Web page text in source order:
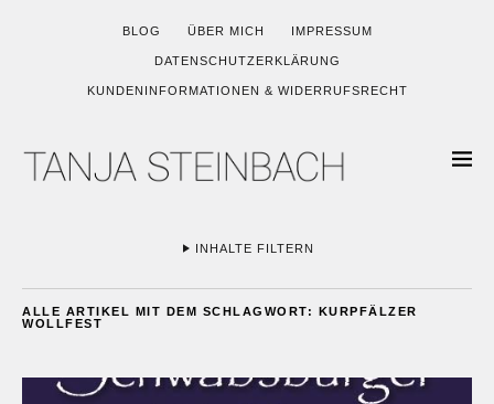
BLOG ÜBER MICH IMPRESSUM
DATENSCHUTZERKLÄRUNG
KUNDENINFORMATIONEN & WIDERRUFSRECHT
INHALTE FILTERN
ALLE ARTIKEL MIT DEM SCHLAGWORT:
KURPFÄLZER
WOLLFEST